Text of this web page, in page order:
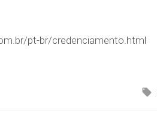
pt-br/credenciamento.html